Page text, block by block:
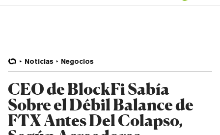
Noticias Negocios
CEO de BlockFi Sabía
Sobre el Débil Balance de
FTX Antes Del Colapso,